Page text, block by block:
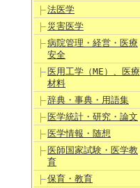
法医学
災害医学
病院管理・経営・医療
安全
医用工学（ME）、医療
材料
辞典・事典・用語集
医学統計・研究・論文
医学情報・随想
医師国家試験・医学教
育
保育・教育